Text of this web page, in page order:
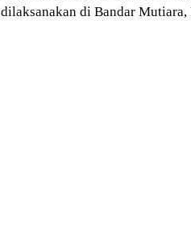
dilaksanakan di Bandar